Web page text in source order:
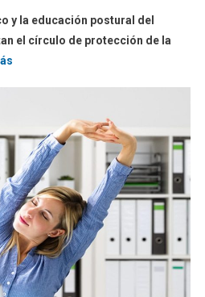
y la educación postural del
el círculo de protección de la